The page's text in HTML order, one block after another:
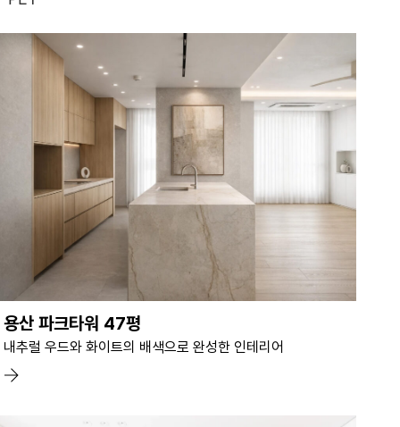
용산 파크타워 47평
내추럴 우드와 화이트의 배색으로 완성한 인테리어